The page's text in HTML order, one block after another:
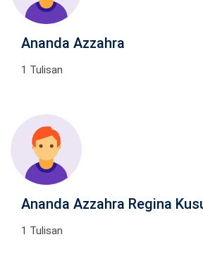
Ananda Azzahra
1 Tulisan
Ananda Azzahra Regina
1 Tulisan